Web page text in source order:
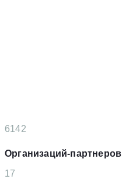
6142
Организаций-партнеров
17